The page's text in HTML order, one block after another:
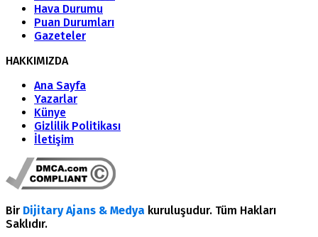
Hava Durumu
Puan Durumları
Gazeteler
HAKKIMIZDA
Ana Sayfa
Yazarlar
Künye
Gizlilik Politikası
İletişim
Bir Dijitary Ajans & Medya kuruluşudur. Tüm Hakları
Saklıdır.